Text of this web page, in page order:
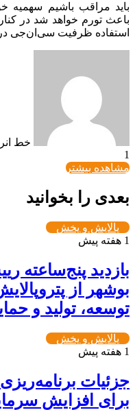
باید مراقب باشیم سهمیه
باعث تورم خواهد شد در
استفاده ظرفیت سی‌ان‌جی در
خط
1
مشاهده بیشتر
بعدی را بخوانید
پالایش و پخش
1 هفته پیش
بازدید پنج‌ساعته
بوشهر از
توسعه، تولید و
پالایش و پخش
1 هفته پیش
جزئیات
برای افزایش